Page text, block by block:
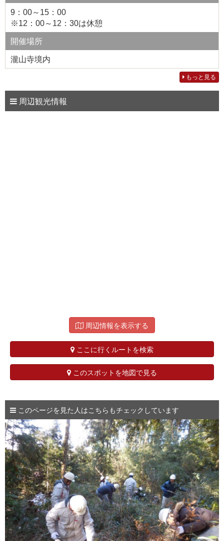
9：00～15：00
※12：00～12：30は休憩
開催場所
瀧山寺境内
もっと見る
周辺観光情報
周辺情報を表示する
ここに行くルートを検索
このスポットを地図で見る
このページを見た人はこちらもチェックしています